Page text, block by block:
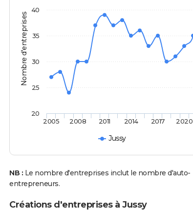
Nombre d'entreprises
Jussy
2005 2008 2011 2014 2017 2020
20
25
30
35
40
NB : Le nombre d'entreprises inclut le nombre d'auto-
entrepreneurs.
Créations d'entreprises à Jussy